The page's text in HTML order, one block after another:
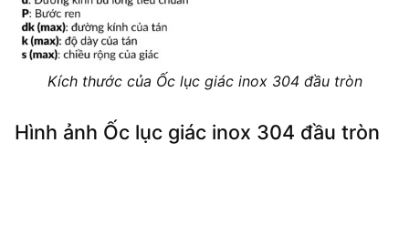
Kích thước của Ốc lục giác inox 304 đầu tròn
Hình ảnh Ốc lục giác inox 304 đầu tròn